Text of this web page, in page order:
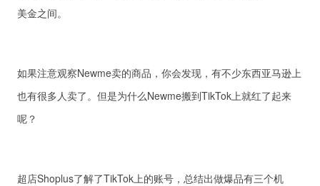
美金之间。
如果注意观察Newme卖的商品，你会发现，有不少东西亚马逊上
也有很多人卖了。但是为什么Newme搬到TikTok上就红了起来
呢？
超店Shoplus了解了TikTok上的账号，总结出做爆品有三个机